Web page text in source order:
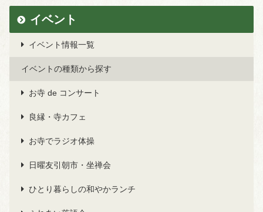
イベント
イベント情報一覧
イベントの種類から探す
お寺 de コンサート
良縁・寺カフェ
お寺でラジオ体操
日曜友引朝市・坐禅会
ひとり暮らしの和やかランチ